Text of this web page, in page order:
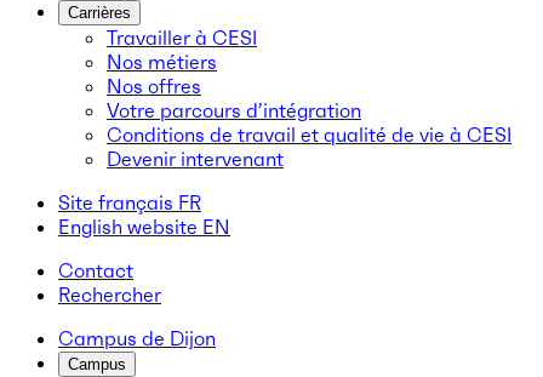
Carrières
Travailler à CESI
Nos métiers
Nos offres
Votre parcours d’intégration
Conditions de travail et qualité de vie à CESI
Devenir intervenant
Site français FR
English website EN
Contact
Rechercher
Campus de Dijon
Campus